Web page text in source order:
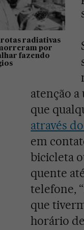
radiativas
por
fazendo
atenção a
que
através
em
bicicleta
quente
telefone,
que
horário